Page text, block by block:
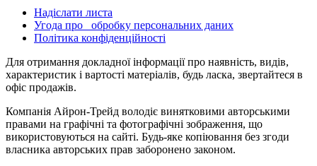
Надіслати листа
Угода про обробку персональних даних
Політика конфіденційності
Для отримання докладної інформації про наявність, видів,
характеристик і вартості матеріалів, будь ласка, звертайтеся в
офіс продажів.
Компанія Айрон-Трейд володіє винятковими авторськими
правами на графічні та фотографічні зображення, що
використовуються на сайті. Будь-яке копіювання без згоди
власника авторських прав заборонено законом.